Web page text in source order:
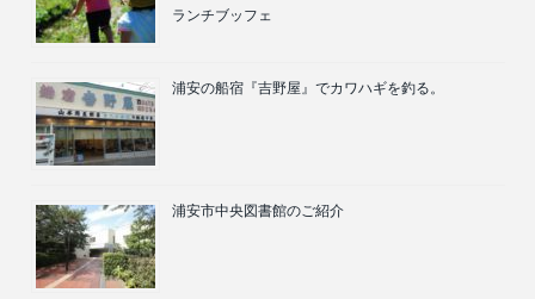
ランチブッフェ
浦安の船宿『吉野屋』でカワハギを釣る。
浦安市中央図書館のご紹介